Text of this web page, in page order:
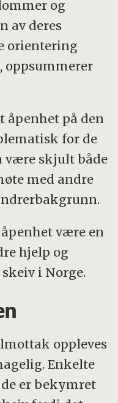
og
av deres
orientering
åpenhet på den
for de
være skjult både
med andre
være en
hjelp og
i Norge.
oppleves
Enkelte
er bekymret